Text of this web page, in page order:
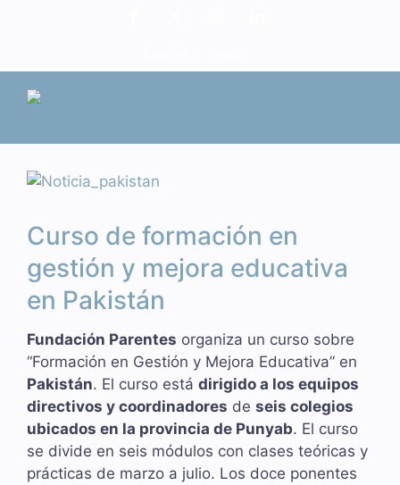
Ver
más
grande
Curso de formación en
gestión y mejora educativa
en Pakistán
Fundación Parentes organiza un curso sobre
“Formación en Gestión y Mejora Educativa” en
Pakistán. El curso está dirigido a los equipos
directivos y coordinadores de seis colegios
ubicados en la provincia de Punyab. El curso
se divide en seis módulos con clases teóricas y
prácticas de marzo a julio. Los doce ponentes